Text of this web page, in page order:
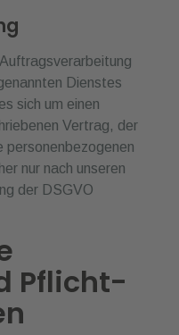
Dienstes
sich um einen
Vertrag, der
personenbezogenen
nur nach unseren
der DSGVO
Pflicht­